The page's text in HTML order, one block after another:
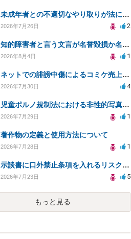
未成年者との不適切なやり取りが法に触れる可能性と対処法
2026年7月26日 2
知的障害者と言う文言が名誉毀損か名誉感情の侵害になるか教えてほしい。
2026年8月4日 1
ネットでの誹謗中傷によるコミケ売上減少、損害賠償は可能か？
2026年7月30日 4
児童ポルノ規制法における非性的写真とテキストの扱いは？
2026年7月29日 1
著作物の定義と使用方法について
2026年7月28日 1
示談書に口外禁止条項を入れるリスクはありますか？
2026年7月23日 5
もっと見る